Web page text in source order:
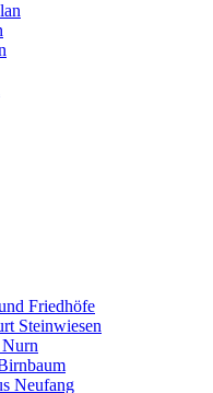
Friedhöfe
Steinwiesen
Neufang